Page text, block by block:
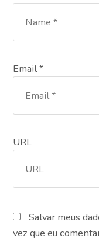
Email *
URL
Salvar meus
vez que eu